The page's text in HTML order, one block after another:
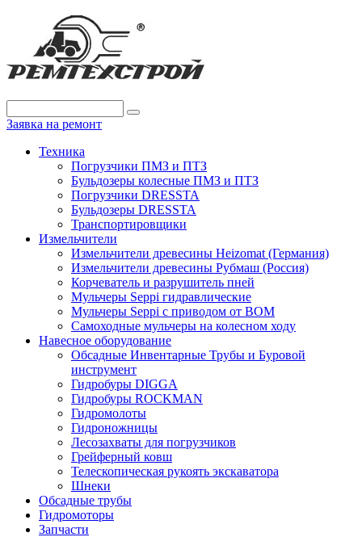
Заявка на ремонт
Техника
Погрузчики ПМЗ и ПТЗ
Бульдозеры колесные ПМЗ и ПТЗ
Погрузчики DRESSTA
Бульдозеры DRESSTA
Транспортировщики
Измельчители
Измельчители древесины Heizomat (Германия)
Измельчители древесины Рубмаш (Россия)
Корчеватель и разрушитель пней
Мульчеры Seppi гидравлические
Мульчеры Seppi с приводом от ВОМ
Самоходные мульчеры на колесном ходу
Навесное оборудование
Обсадные Инвентарные Трубы и Буровой
инструмент
Гидробуры DIGGA
Гидробуры ROCKMAN
Гидромолоты
Гидроножницы
Лесозахваты для погрузчиков
Грейферный ковш
Телескопическая рукоять экскаватора
Шнеки
Обсадные трубы
Гидромоторы
Запчасти